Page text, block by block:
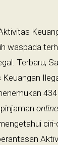
waspada
Terbaru,
online
ciri-